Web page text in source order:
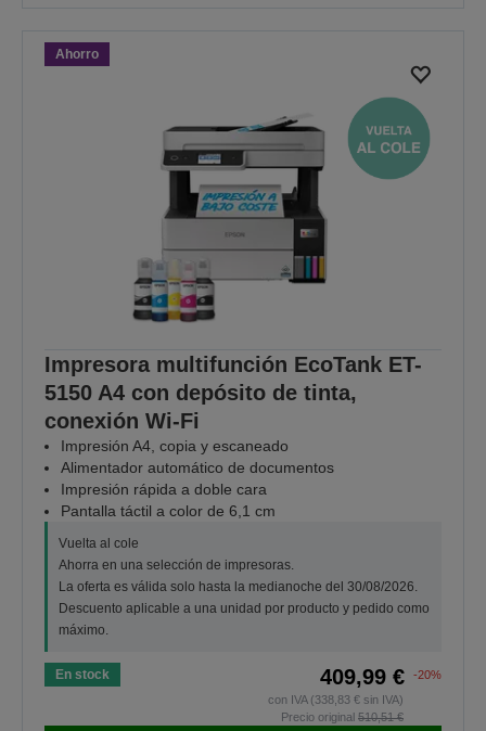
Ahorro
Impresora multifunción EcoTank ET-
5150 A4 con depósito de tinta,
conexión Wi-Fi
Impresión A4, copia y escaneado
Alimentador automático de documentos
Impresión rápida a doble cara
Pantalla táctil a color de 6,1 cm
Vuelta al cole
Ahorra en una selección de impresoras.
La oferta es válida solo hasta la medianoche del 30/08/2026.
Descuento aplicable a una unidad por producto y pedido como
máximo.
En stock 409,99 €
-20%
con IVA (338,83 € sin IVA)
Precio original 510,51 €